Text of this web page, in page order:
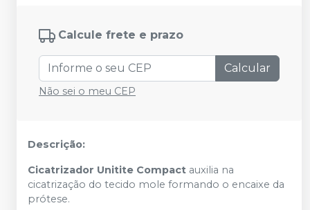
Calcule frete e prazo
Calcular
Não sei o meu CEP
Descrição:
Cicatrizador Unitite Compact auxilia na
cicatrização do tecido mole formando o encaixe da
prótese.